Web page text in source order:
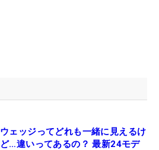
ウェッジってどれも一緒に見えるけ
ど…違いってあるの？ 最新24モデ